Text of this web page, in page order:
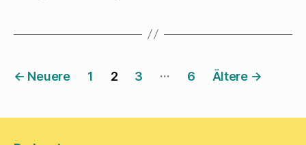
Seitennummerierung
Beiträge
← Neuere 1 2 3 … 6 Ältere →